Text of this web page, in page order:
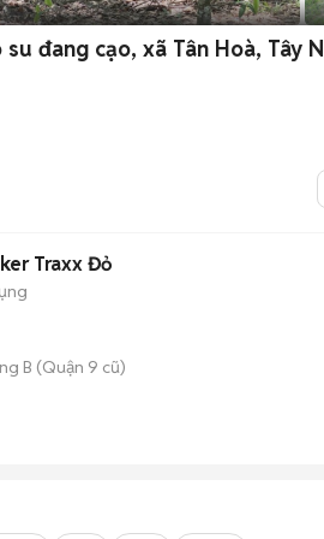
đang cạo, xã Tân Hoà, Tây
Traxx Đỏ
B (Quận 9 cũ)